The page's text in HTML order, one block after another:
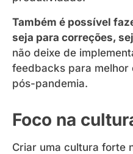
Também é possível
seja para correções,
não deixe de
feedbacks para melhor
pós-pandemia.
Foco na
Criar uma cultura forte